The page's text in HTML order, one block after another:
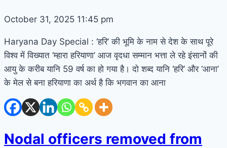
October 31, 2025 11:45 pm
Haryana Day Special : ‘हरि’ की भूमि के नाम से देश के साथ पूरे
विश्व में विख्यात ‘म्हारा हरियाणा’ आज वृदधा सम्मान भत्ता ले रहे इंसानों की
आयु के करीब यानि 59 वर्ष का हो गया है। दो शब्द यानि ‘हरि’ और ‘आना’
के मेल से बना हरियाणा का अर्थ है कि भगवान का आना
Nodal officers removed from